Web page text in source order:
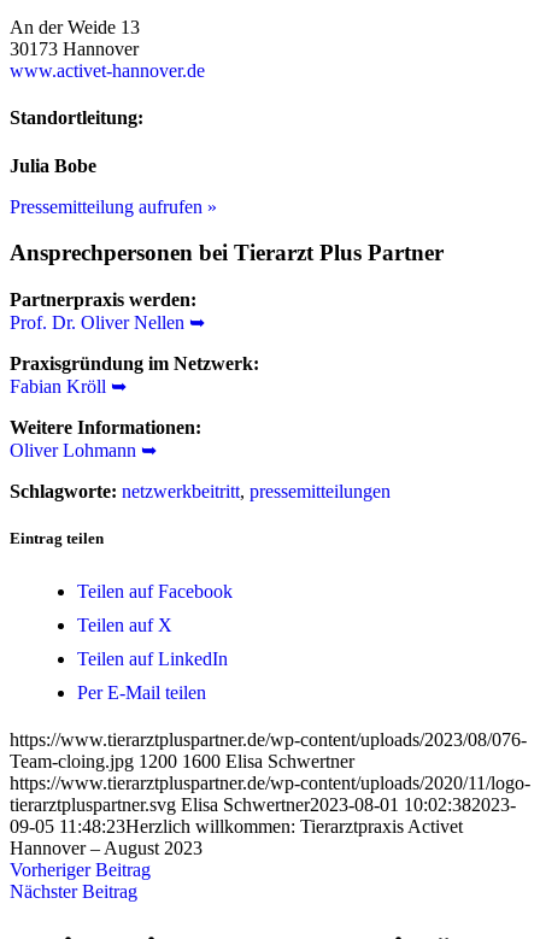
An der Weide 13
30173 Hannover
www.activet-hannover.de
Standortleitung:
Julia Bobe
Pressemitteilung aufrufen »
Ansprechpersonen bei Tierarzt Plus Partner
Partnerpraxis werden:
Prof. Dr. Oliver Nellen ➥
Praxisgründung im Netzwerk:
Fabian Kröll ➥
Weitere Informationen:
Oliver Lohmann ➥
Schlagworte: netzwerkbeitritt, pressemitteilungen
Eintrag teilen
Teilen auf Facebook
Teilen auf X
Teilen auf LinkedIn
Per E-Mail teilen
https://www.tierarztpluspartner.de/wp-content/uploads/2023/08/076-
Team-cloing.jpg 1200 1600 Elisa Schwertner
https://www.tierarztpluspartner.de/wp-content/uploads/2020/11/logo-
tierarztpluspartner.svg Elisa Schwertner2023-08-01 10:02:382023-
09-05 11:48:23Herzlich willkommen: Tierarztpraxis Activet
Hannover – August 2023
Vorheriger Beitrag
Nächster Beitrag